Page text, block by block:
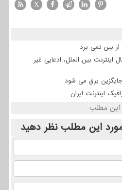
X
از بین نمی برد
اینترنت بین الملل، ادعایی غیر
برق می شود
اینترنت ایران
این مطلب
این مطلب نظر دهید